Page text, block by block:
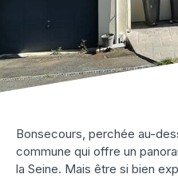
Bonsecours, perchée au-
commune qui offre un
la Seine. Mais être si bien